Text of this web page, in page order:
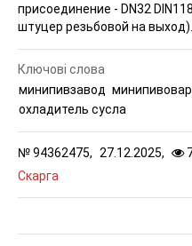
присоединение - DN32
штуцер резьбовой на выход).
№94362475, 27.12.2025,
Скарга
Ключові слова
минипивзавод
охладитель сусла